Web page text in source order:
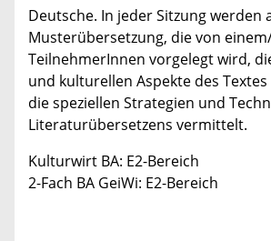
Deutsche. In jeder Sitzung werden
Musterübersetzung, die von
TeilnehmerInnen vorgelegt wird,
und kulturellen Aspekte des
die speziellen Strategien und
Literaturübersetzens vermittelt.
Kulturwirt BA: E2-Bereich
2-Fach BA GeiWi: E2-Bereich